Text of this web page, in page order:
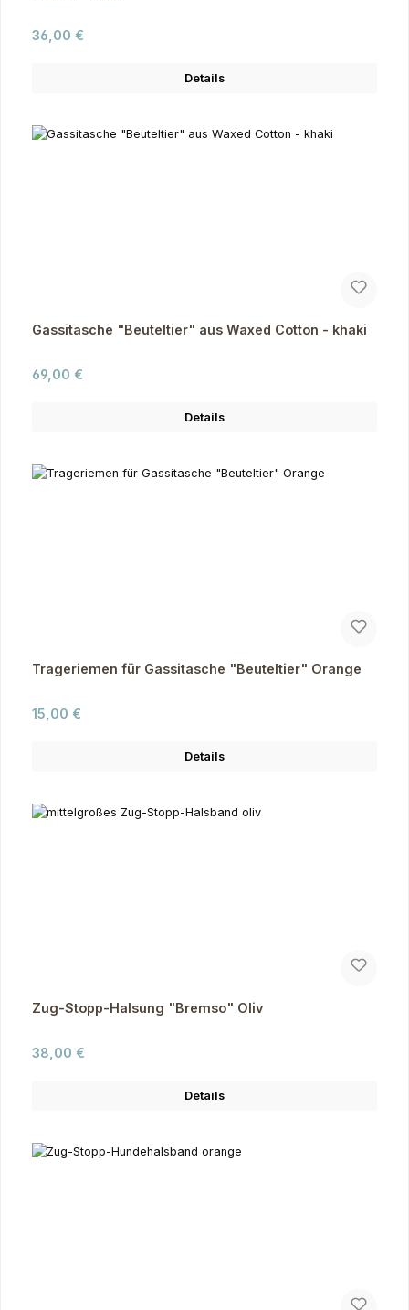
Regulärer Preis:
36,00 €
Details
Gassitasche "Beuteltier" aus Waxed Cotton - khaki
Regulärer Preis:
69,00 €
Details
Trageriemen für Gassitasche "Beuteltier" Orange
Regulärer Preis:
15,00 €
Details
Zug-Stopp-Halsung "Bremso" Oliv
Regulärer Preis:
38,00 €
Details